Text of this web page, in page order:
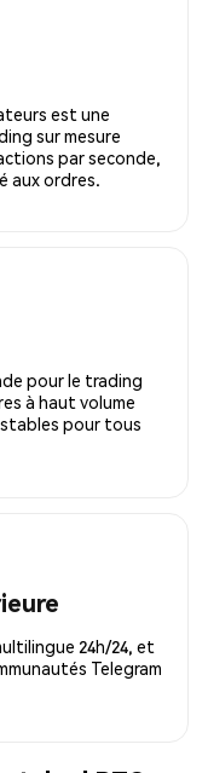
est une
sur mesure
par seconde,
aux ordres.
pour le trading
à haut volume
pour tous
24h/24, et
Telegram